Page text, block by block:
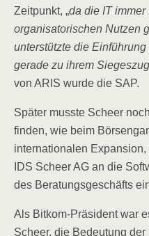
Zeitpunkt, „da die IT
organisatorischen Nutzen
unterstützte die
gerade zu ihrem
von ARIS wurde die SAP.
Später musste Scheer
finden, wie beim
internationalen
IDS Scheer AG an die
des Beratungsgeschäfts
Als Bitkom-Präsident war
Scheer, die Bedeutung der